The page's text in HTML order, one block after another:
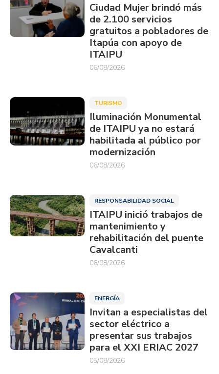
Ciudad Mujer brindó más
de 2.100 servicios
gratuitos a pobladores de
Itapúa con apoyo de
ITAIPU
06/08/2026
TURISMO
Iluminación Monumental
de ITAIPU ya no estará
habilitada al público por
modernización
06/08/2026
RESPONSABILIDAD SOCIAL
ITAIPU inició trabajos de
mantenimiento y
rehabilitación del puente
Cavalcanti
06/08/2026
ENERGÍA
Invitan a especialistas del
sector eléctrico a
presentar sus trabajos
para el XXI ERIAC 2027
05/08/2026